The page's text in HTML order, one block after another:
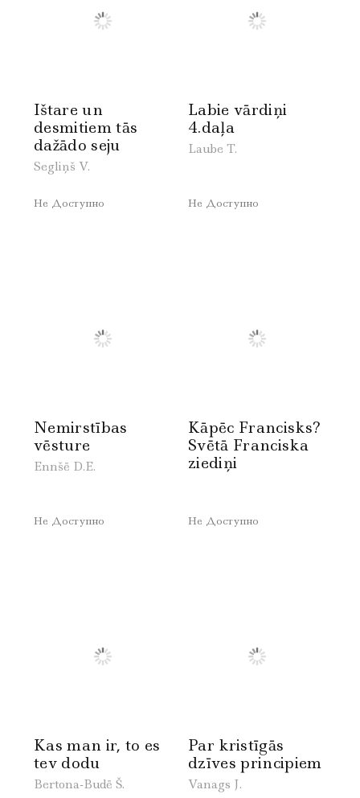
Ištare un
desmitiem tās
dažādo seju
Segliņš V.
Не Доступно
Labie vārdiņi
4.daļa
Laube T.
Не Доступно
Nemirstības
vēsture
Ennšē D.E.
Не Доступно
Kāpēc Francisks?
Svētā Franciska
ziediņi
Не Доступно
Kas man ir, to es
tev dodu
Bertona-Budē Š.
Par kristīgās
dzīves principiem
Vanags J.